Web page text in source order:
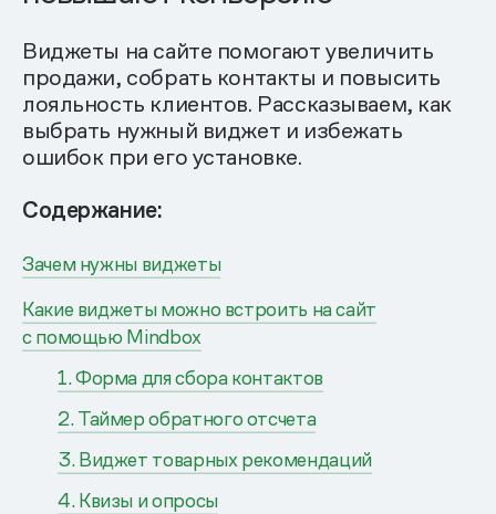
Виджеты на сайте помогают увеличить
продажи, собрать контакты и повысить
лояльность клиентов. Рассказываем, как
выбрать нужный виджет и избежать
ошибок при его установке.
Содержание:
Зачем нужны виджеты
Какие виджеты можно встроить на сайт
с помощью Mindbox
1. Форма для сбора контактов
2. Таймер обратного отсчета
3. Виджет товарных рекомендаций
4. Квизы и опросы